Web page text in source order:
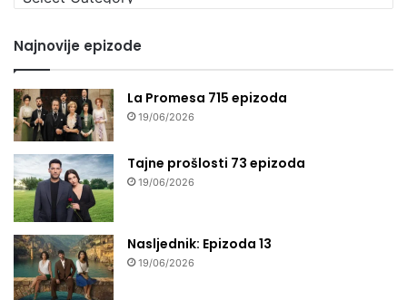
seriju
Najnovije epizode
La Promesa 715 epizoda
19/06/2026
Tajne prošlosti 73 epizoda
19/06/2026
Nasljednik: Epizoda 13
19/06/2026